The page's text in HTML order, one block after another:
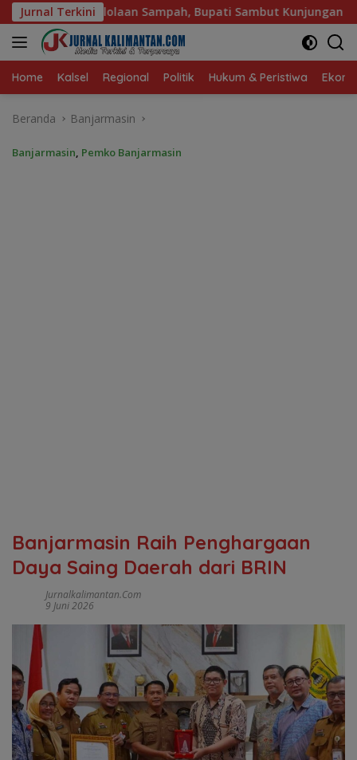
Langsung
ke
konten
Jurnal Terkini
Bupati Sambut Kunjungan Istri Menteri LH Sambut
Home Kalsel Regional Politik Hukum & Peristiwa
Beranda Banjarmasin
Banjarmasin, Pemko Banjarmasin
Banjarmasin Raih Penghargaan
Daya Saing Daerah dari BRIN
Jurnalkalimantan.com
9 Juni 2026